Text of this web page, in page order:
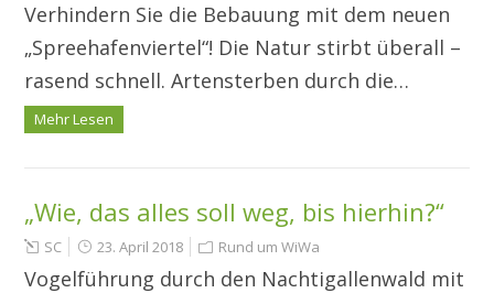
Verhindern Sie die Bebauung mit dem neuen
„Spreehafenviertel“! Die Natur stirbt überall –
rasend schnell. Artensterben durch die…
Mehr Lesen
„Wie, das alles soll weg, bis hierhin?“
SC 23. April 2018 Rund um WiWa
Vogelführung durch den Nachtigallenwald mit